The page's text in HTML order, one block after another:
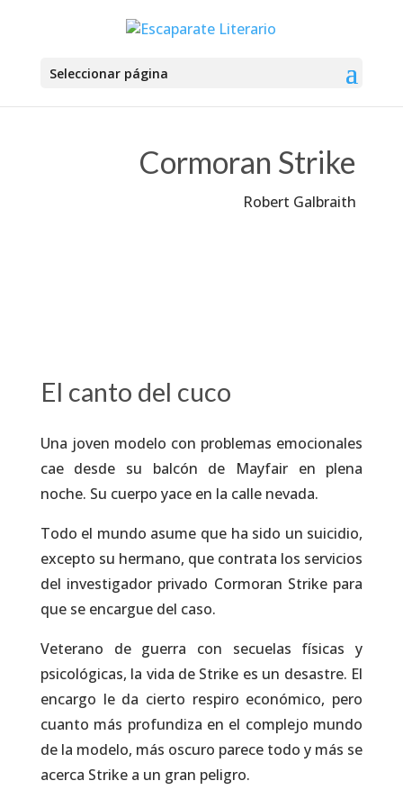
Seleccionar página
Cormoran Strike
Robert Galbraith
El canto del cuco
Una joven modelo con problemas emocionales
cae desde su balcón de Mayfair en plena
noche. Su cuerpo yace en la calle nevada.
Todo el mundo asume que ha sido un suicidio,
excepto su hermano, que contrata los servicios
del investigador privado Cormoran Strike para
que se encargue del caso.
Veterano de guerra con secuelas físicas y
psicológicas, la vida de Strike es un desastre. El
encargo le da cierto respiro económico, pero
cuanto más profundiza en el complejo mundo
de la modelo, más oscuro parece todo y más se
acerca Strike a un gran peligro.